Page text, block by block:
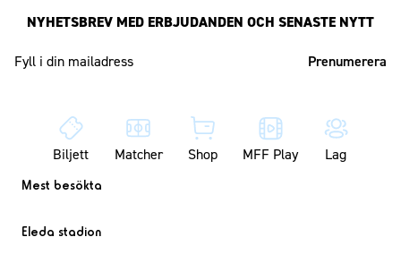
NYHETSBREV MED ERBJUDANDEN OCH SENASTE NYTT
Biljett Matcher Shop MFF Play Lag
Mest besökta
Eleda stadion